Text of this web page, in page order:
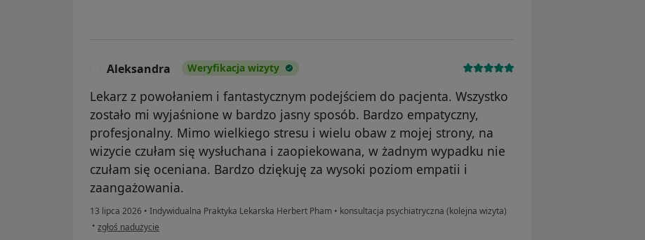
Aleksandra Weryfikacja wizyty
Lekarz z powołaniem i fantastycznym podejściem do pacjenta. Wszystko
zostało mi wyjaśnione w bardzo jasny sposób. Bardzo empatyczny,
profesjonalny. Mimo wielkiego stresu i wielu obaw z mojej strony, na
wizycie czułam się wysłuchana i zaopiekowana, w żadnym wypadku nie
czułam się oceniana. Bardzo dziękuję za wysoki poziom empatii i
zaangażowania.
13 lipca 2026 • Indywidualna Praktyka Lekarska Herbert Pham • konsultacja psychiatryczna (kolejna wizyta)
• w opinii użytkownika Aleksandra
zgłoś nadużycie